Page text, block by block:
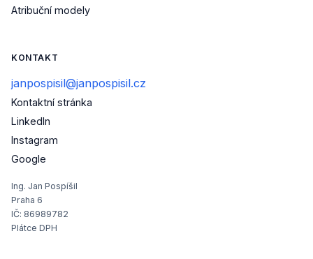
Atribuční modely
KONTAKT
janpospisil@janpospisil.cz
Kontaktní stránka
LinkedIn
Instagram
Google
Ing. Jan Pospíšil
Praha 6
IČ: 86989782
Plátce DPH